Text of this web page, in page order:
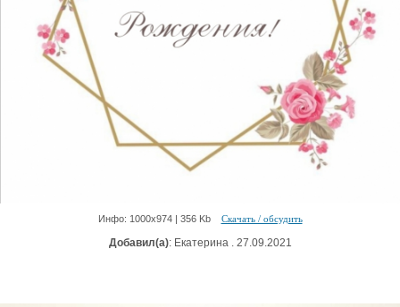
Инфо: 1000х974 | 356 Kb Скачать / обсудить
Добавил(а): Екатерина . 27.09.2021